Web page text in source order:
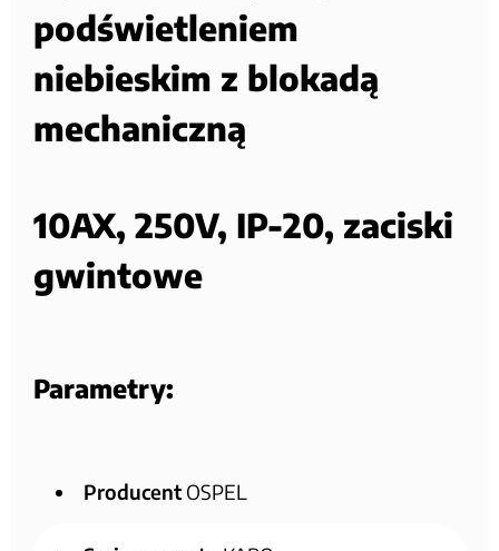
podświetleniem
niebieskim z blokadą
mechaniczną
10AX, 250V, IP-20, zaciski
gwintowe
Parametry:
Producent OSPEL